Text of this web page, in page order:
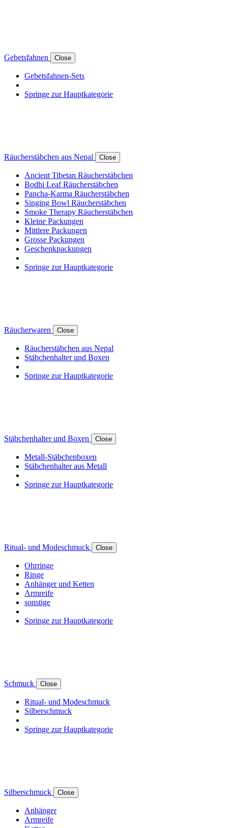
Gebetsfahnen Close
Gebetsfahnen-Sets
Springe zur Hauptkategorie
Räucherstäbchen aus Nepal Close
Ancient Tibetan Räucherstäbchen
Bodhi Leaf Räucherstäbchen
Pancha-Karma Räucherstäbchen
Singing Bowl Räucherstäbchen
Smoke Therapy Räucherstäbchen
Kleine Packungen
Mittlere Packungen
Grosse Packungen
Geschenkpackungen
Springe zur Hauptkategorie
Räucherwaren Close
Räucherstäbchen aus Nepal
Stäbchenhalter und Boxen
Springe zur Hauptkategorie
Stäbchenhalter und Boxen Close
Metall-Stäbchenboxen
Stäbchenhalter aus Metall
Springe zur Hauptkategorie
Ritual- und Modeschmuck Close
Ohrringe
Ringe
Anhänger und Ketten
Armreife
sonstige
Springe zur Hauptkategorie
Schmuck Close
Ritual- und Modeschmuck
Silberschmuck
Springe zur Hauptkategorie
Silberschmuck Close
Anhänger
Armreife